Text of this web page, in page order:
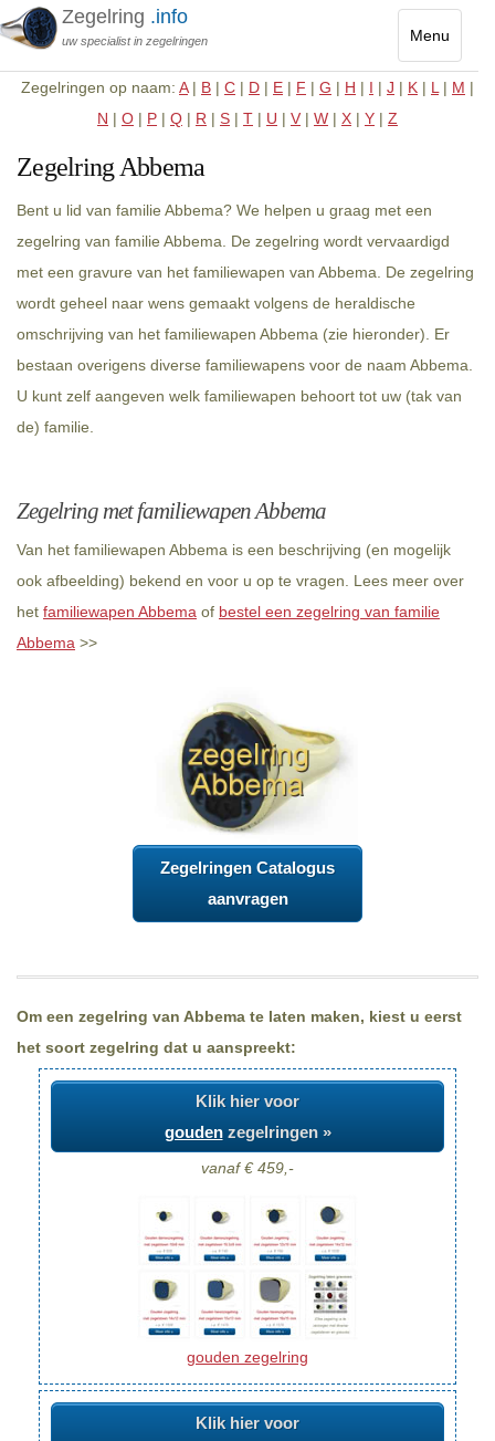
Menu
Toggle
Zegelring .info
uw specialist in zegelringen
Zegelringen op naam: A| B | C | D | E | F | G | H | I | J | K | L | M |
N | O | P | Q | R | S | T | U | V | W | X | Y | Z
Zegelring Abbema
Bent u lid van familie Abbema? We helpen u graag met een
zegelring van familie Abbema. De zegelring wordt vervaardigd
met een gravure van het familiewapen van Abbema. De zegelring
wordt geheel naar wens gemaakt volgens de heraldische
omschrijving van het familiewapen Abbema (zie hieronder). Er
bestaan overigens diverse familiewapens voor de naam Abbema.
U kunt zelf aangeven welk familiewapen behoort tot uw (tak van
de) familie.
Zegelring met familiewapen Abbema
Van het familiewapen Abbema is een beschrijving (en mogelijk
ook afbeelding) bekend en voor u op te vragen. Lees meer over
het familiewapen Abbema of bestel een zegelring van familie
Abbema >>
Zegelringen Catalogus
aanvragen
Om een zegelring van Abbema te laten maken, kiest u eerst
het soort zegelring dat u aanspreekt:
Klik hier voor
goudenzegelringen »
vanaf € 459,-
gouden zegelring
Klik hier voor